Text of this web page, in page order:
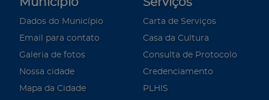
Dados do Município
Email para contato
Galeria de fotos
Nossa cidade
Mapa da Cidade
Carta de Serviços
Casa da Cultura
Consulta de Protocolo
Credenciamento
PLHIS